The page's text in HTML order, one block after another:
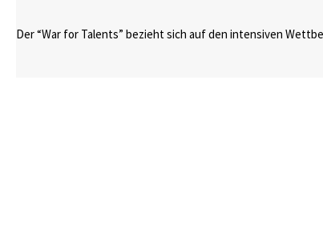
Der “War for Talents” bezieht sich auf den intensiven